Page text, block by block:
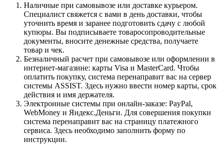
Наличные при самовывозе или доставке курьером.
Специалист свяжется с вами в день доставки, чтобы
уточнить время и заранее подготовить сдачу с любой
купюры. Вы подписываете товаросопроводительные
документы, вносите денежные средства, получаете
товар и чек.
Безналичный расчет при самовывозе или оформлении в
интернет-магазине: карты Visa и MasterCard. Чтобы
оплатить покупку, система перенаправит вас на сервер
системы ASSIST. Здесь нужно ввести номер карты, срок
действия и имя держателя.
Электронные системы при онлайн-заказе: PayPal,
WebMoney и Яндекс.Деньги. Для совершения покупки
система перенаправит вас на страницу платежного
сервиса. Здесь необходимо заполнить форму по
инструкции.